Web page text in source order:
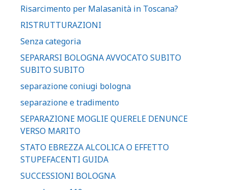
Risarcimento per Malasanità in Toscana?
RISTRUTTURAZIONI
Senza categoria
SEPARARSI BOLOGNA AVVOCATO SUBITO
SUBITO SUBITO
separazione coniugi bologna
separazione e tradimento
SEPARAZIONE MOGLIE QUERELE DENUNCE
VERSO MARITO
STATO EBREZZA ALCOLICA O EFFETTO
STUPEFACENTI GUIDA
SUCCESSIONI BOLOGNA